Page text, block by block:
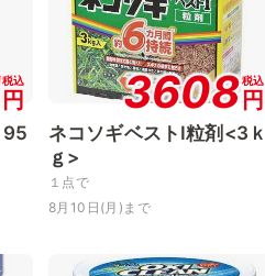
税込
円
95
3608税込
円
ネコソギベストⅠ粒剤<3ｋ
ｇ>
１点で
8月10日(月)まで